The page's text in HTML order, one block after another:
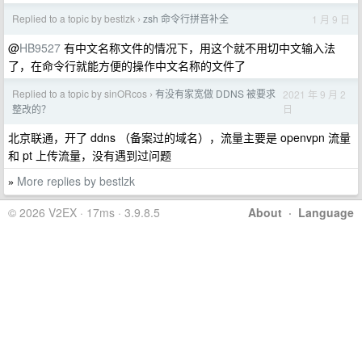
Replied to a topic by bestlzk › zsh 命令行拼音补全 1 月 9 日
@HB9527 有中文名称文件的情况下，用这个就不用切中文输入法
了，在命令行就能方便的操作中文名称的文件了
Replied to a topic by sinORcos › 有没有家宽做 DDNS 被要求
整改的？
2021 年 9 月 2
日
北京联通，开了 ddns （备案过的域名），流量主要是 openvpn 流量
和 pt 上传流量，没有遇到过问题
» More replies by bestlzk
About · Language
© 2026 V2EX · 17ms · 3.9.8.5